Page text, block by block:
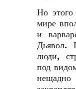
Но
мире
и
Дьявол.
люди,
под